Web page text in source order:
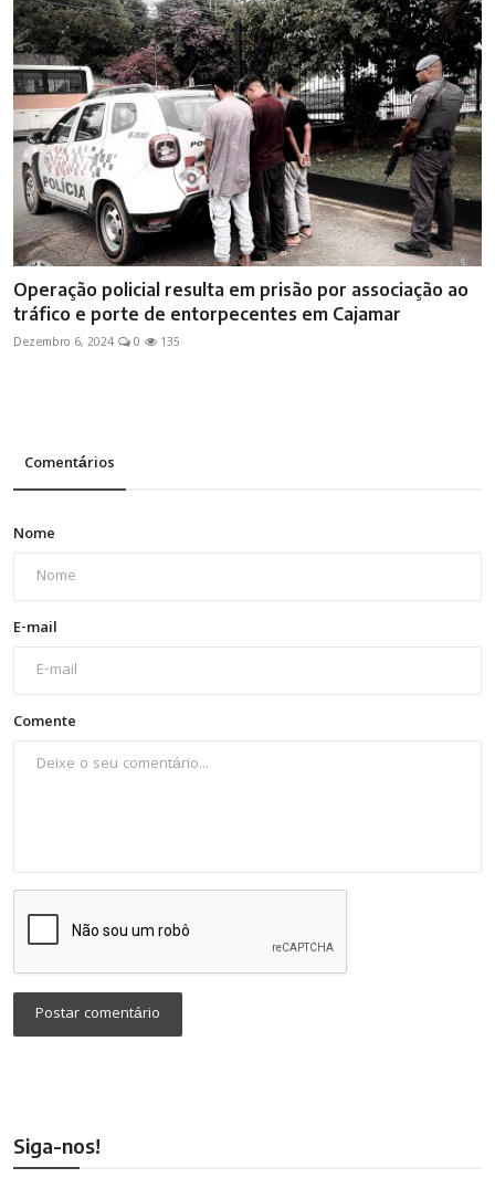
Operação policial resulta em prisão por associação ao
tráfico e porte de entorpecentes em Cajamar
Dezembro 6, 2024 0 135
Comentários
Nome
E-mail
Comente
Postar comentário
Siga-nos!